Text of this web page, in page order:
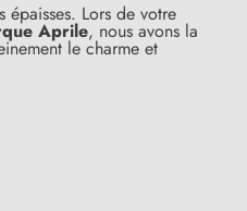
(41 avis)
Lors de votre
Aprile, nous avons la
le charme et